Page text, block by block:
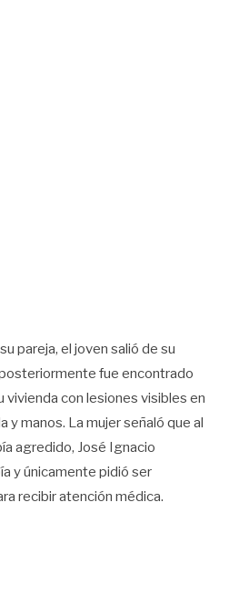
pareja, el joven salió de su
fue encontrado
con lesiones visibles en
y manos. La mujer señaló que al
agredido, José Ignacio
y únicamente pidió ser
recibir atención médica.